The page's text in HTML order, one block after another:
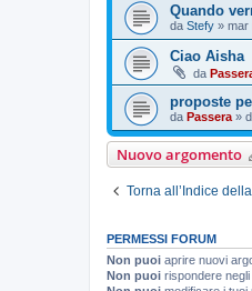
Quando
da Stefy » mar
Ciao Aisha
da
proposte
da Passera»
Nuovo argomento
Torna all’Indice
PERMESSI FORUM
Non puoi aprire nuovi
Non puoi rispondere